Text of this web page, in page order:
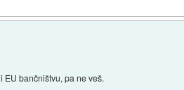
EU bančništvu, pa ne veš.